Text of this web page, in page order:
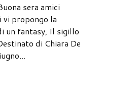
sera amici
propongo la
un fantasy, Il sigillo
di Chiara De